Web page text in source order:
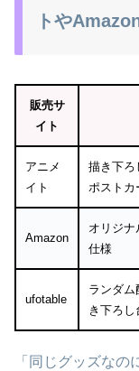
トや
販売サ
イト
アニメ
イト
描き下ろ
ポストカ
Amazon
オリジナ
仕様
ufotable
ランダ
き下ろし
「同じグッズな